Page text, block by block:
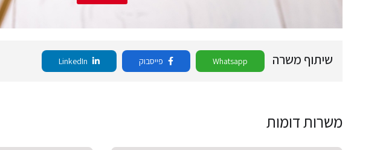
שיתוף משרה Whatsapp פייסבוק
משרות דומות